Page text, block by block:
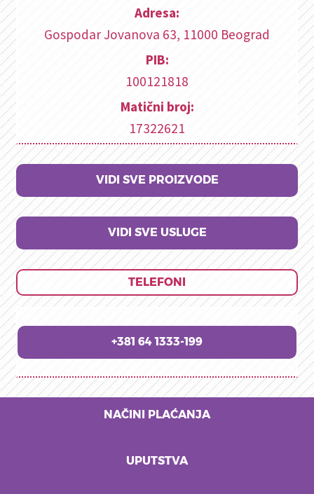
Adresa:
Gospodar Jovanova 63, 11000 Beograd
PIB:
100121818
Matični broj:
17322621
VIDI SVE PROIZVODE
VIDI SVE USLUGE
TELEFONI
+381 64 1333-199
NAČINI PLAĆANJA
UPUTSTVA